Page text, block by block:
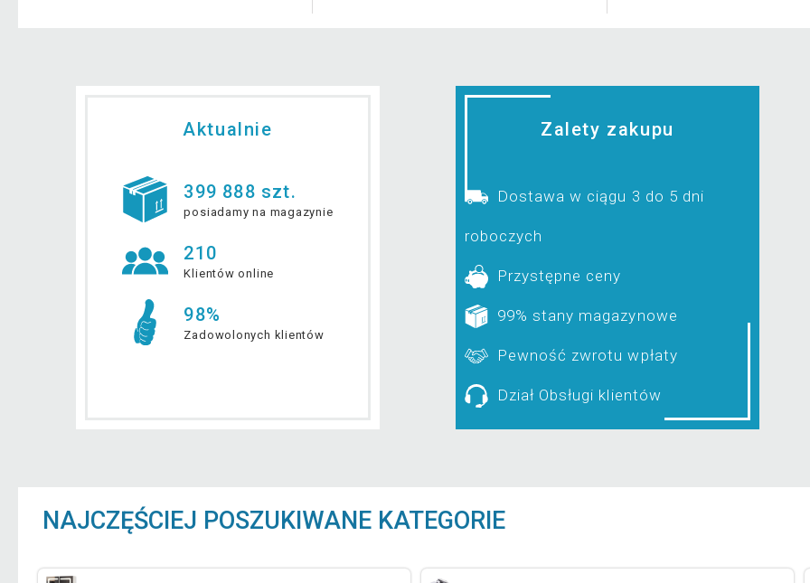
Aktualnie
399 888 szt.
posiadamy na magazynie
210
Klientów online
98%
Zadowolonych klientów
Zalety zakupu
Dostawa w ciągu 3 do 5 dni
roboczych
Przystępne ceny
99% stany magazynowe
Pewność zwrotu wpłaty
Dział Obsługi klientów
NAJCZĘŚCIEJ POSZUKIWANE KATEGORIE